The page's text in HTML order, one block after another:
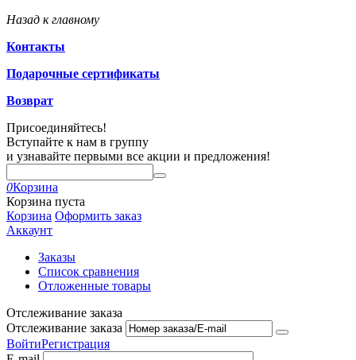
Назад к главному
Контакты
Подарочные сертификаты
Возврат
Присоединяйтесь!
Вступайте к нам в группу
и узнавайте первыми все акции и предложения!
0Корзина
Корзина пуста
Корзина Оформить заказ
Аккаунт
Заказы
Список сравнения
Отложенные товары
Отслеживание заказа
Отслеживание заказа
ВойтиРегистрация